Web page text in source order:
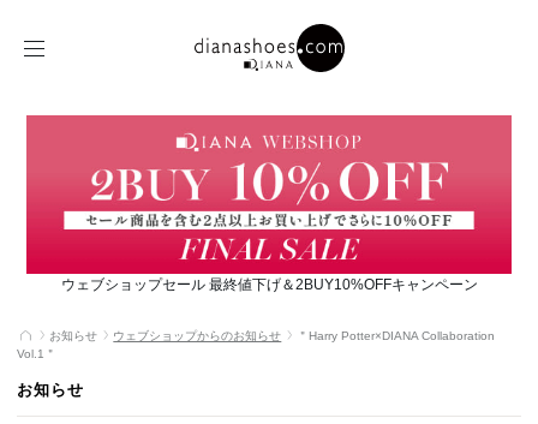
ウェブショップセール 最終値下げ＆2BUY10%OFFキャンペーン
お知らせ ウェブショップからのお知らせ
＂Harry Potter×DIANA Collaboration
Vol.1＂
お知らせ